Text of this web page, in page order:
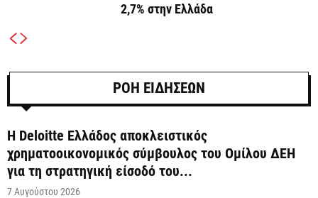
2,7% στην Ελλάδα
ΡΟΗ ΕΙΔΗΣΕΩΝ
Η Deloitte Ελλάδος αποκλειστικός
χρηματοοικονομικός σύμβουλος του Ομίλου ΔΕΗ
για τη στρατηγική είσοδό του...
7 Αυγούστου 2026